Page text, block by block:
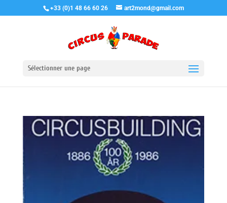
+33 (0)1 48 66 60 26 art2mond@gmail.com
Sélectionner une page